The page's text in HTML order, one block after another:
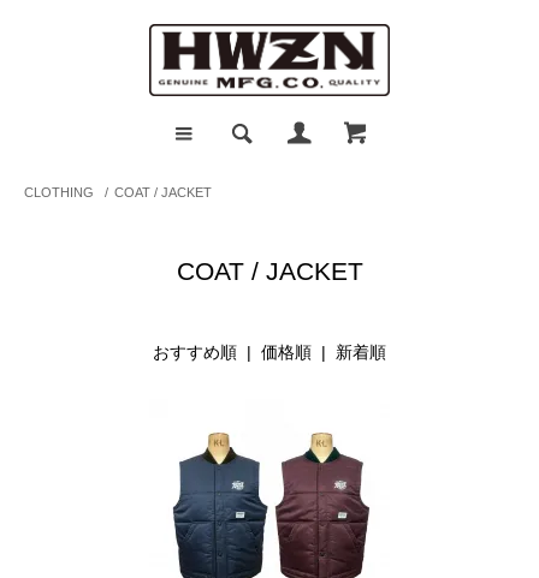
CLOTHING / COAT / JACKET
COAT / JACKET
おすすめ順 | 価格順 | 新着順